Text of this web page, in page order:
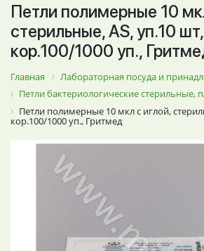
Петли полимерные 10
стерильные, AS, уп.10 шт,
кор.100/1000 уп.,
Главная
Лабораторная посуда и
Петли бактериологические стерильные,
Петли полимерные 10 мкл с иглой,
кор.100/1000 уп., Гритмед